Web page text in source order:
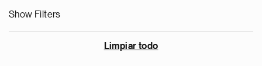
Show Filters
Limpiar todo